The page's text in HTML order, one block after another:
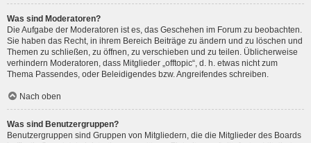
Was sind Moderatoren?
Die Aufgabe der Moderatoren ist es, das Geschehen im Forum zu beobachten.
Sie haben das Recht, in ihrem Bereich Beiträge zu ändern und zu löschen und
Themen zu schließen, zu öffnen, zu verschieben und zu teilen. Üblicherweise
verhindern Moderatoren, dass Mitglieder „offtopic“, d. h. etwas nicht zum
Thema Passendes, oder Beleidigendes bzw. Angreifendes schreiben.
Nach oben
Was sind Benutzergruppen?
Benutzergruppen sind Gruppen von Mitgliedern, die die Mitglieder des Boards